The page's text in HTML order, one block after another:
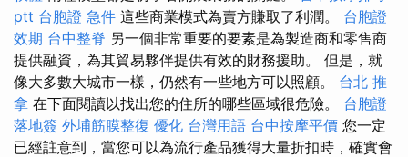
ptt 台胞證 急件 這些商業模式為賣方賺取了利潤。 台胞證
效期 台中整脊 另一個非常重要的要素是為製造商和零售商
提供融資，為其貿易夥伴提供有效的財務援助。 但是，就
像大多數大城市一樣，仍然有一些地方可以照顧。 台北 推
拿 在下面閱讀以找出您的住所的哪些區域很危險。 台胞證
落地簽 外埔筋膜整復 優化 台灣用語 台中按摩平價 您一定
已經註意到，當您可以為流行產品獲得大量折扣時，確實會